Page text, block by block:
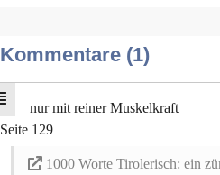
Kommentare (1)
nur mit reiner Muskelkraft
Seite 129
1000 Worte Tirolerisch: ein